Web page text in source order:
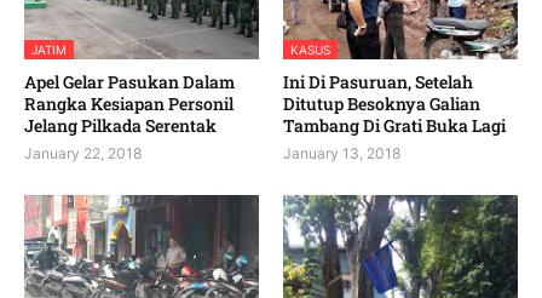
JATIM
Apel Gelar Pasukan Dalam
Rangka Kesiapan Personil
Jelang Pilkada Serentak
January 22, 2018
KASUS
Ini Di Pasuruan, Setelah
Ditutup Besoknya Galian
Tambang Di Grati Buka Lagi
January 13, 2018